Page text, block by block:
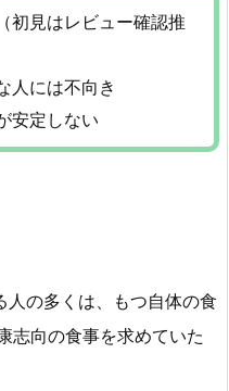
初見はレビュー確認推
人には不向き
安定しない
人の多くは、もつ自体の食
志向の食事を求めていた